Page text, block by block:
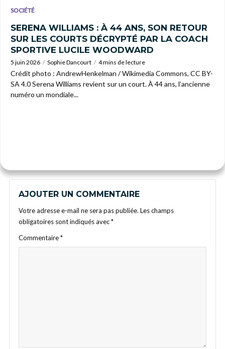
SOCIÉTÉ
SERENA WILLIAMS : À 44 ANS, SON RETOUR
SUR LES COURTS DÉCRYPTÉ PAR LA COACH
SPORTIVE LUCILE WOODWARD
5 juin 2026 Sophie Dancourt 4 mins de lecture
Crédit photo : AndrewHenkelman / Wikimedia Commons, CC BY-
SA 4.0 Serena Williams revient sur un court. À 44 ans, l’ancienne
numéro un mondiale...
AJOUTER UN COMMENTAIRE
Votre adresse e-mail ne sera pas publiée. Les champs
obligatoires sont indiqués avec*
Commentaire*